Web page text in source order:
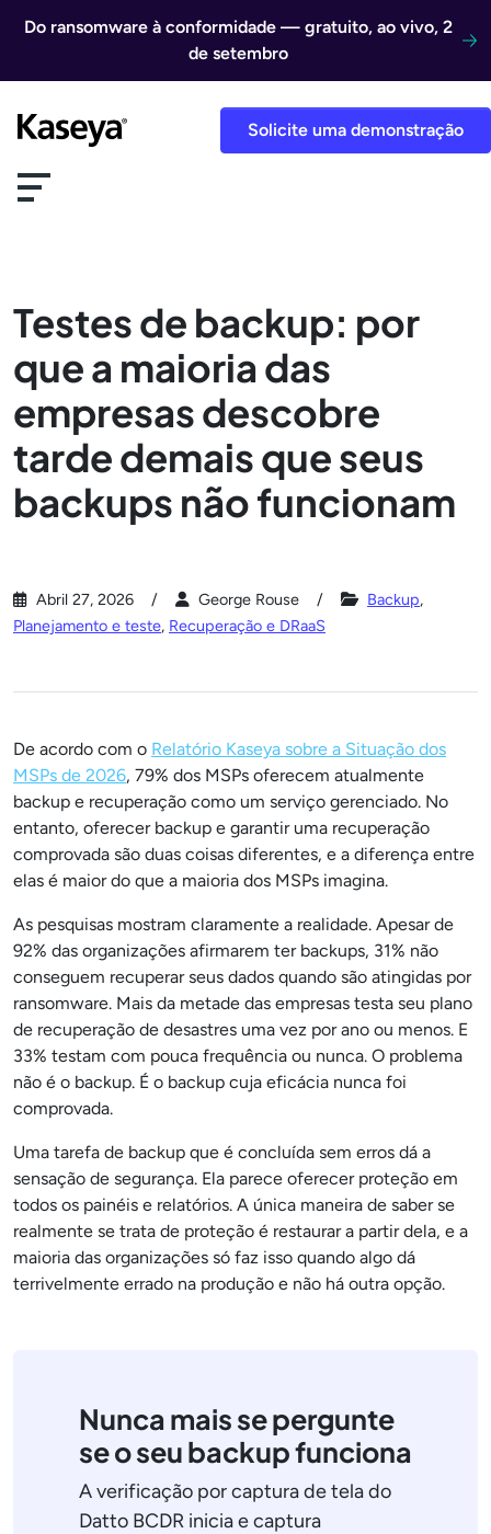
Do ransomware à conformidade — gratuito, ao vivo, 2
de setembro
Solicite uma demonstração
Testes de backup: por
que a maioria das
empresas descobre
tarde demais que seus
backups não funcionam
Abril 27, 2026 George Rouse Backup,
Planejamento e teste, Recuperação e DRaaS
De acordo com o Relatório Kaseya sobre a Situação dos
MSPs de 2026, 79% dos MSPs oferecem atualmente
backup e recuperação como um serviço gerenciado. No
entanto, oferecer backup e garantir uma recuperação
comprovada são duas coisas diferentes, e a diferença entre
elas é maior do que a maioria dos MSPs imagina.
As pesquisas mostram claramente a realidade. Apesar de
92% das organizações afirmarem ter backups, 31% não
conseguem recuperar seus dados quando são atingidas por
ransomware. Mais da metade das empresas testa seu plano
de recuperação de desastres uma vez por ano ou menos. E
33% testam com pouca frequência ou nunca. O problema
não é o backup. É o backup cuja eficácia nunca foi
comprovada.
Uma tarefa de backup que é concluída sem erros dá a
sensação de segurança. Ela parece oferecer proteção em
todos os painéis e relatórios. A única maneira de saber se
realmente se trata de proteção é restaurar a partir dela, e a
maioria das organizações só faz isso quando algo dá
terrivelmente errado na produção e não há outra opção.
Nunca mais se pergunte
se o seu backup funciona
A verificação por captura de tela do
Datto BCDR inicia e captura